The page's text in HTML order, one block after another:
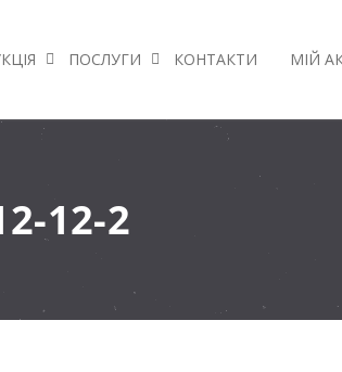
ПОСЛУГИ КОНТАКТИ МІЙ
12-2